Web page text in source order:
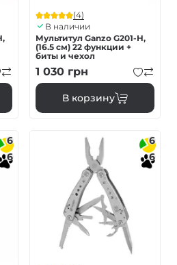
(4)
В наличии
Мультитул Ganzo G201-H,
(16.5 см) 22 функции +
биты и чехол
1 030 грн
В корзину
6
6
6
6